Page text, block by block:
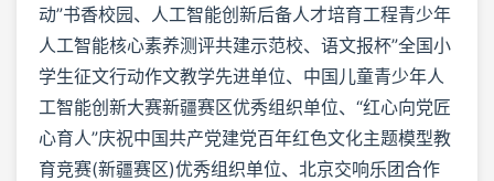
动”书香校园、人工智能创新后备人才培育工程青少年
人工智能核心素养测评共建示范校、语文报杯”全国小
学生征文行动作文教学先进单位、中国儿童青少年人
工智能创新大赛新疆赛区优秀组织单位、“红心向党匠
心育人”庆祝中国共产党建党百年红色文化主题模型教
育竞赛(新疆赛区)优秀组织单位、北京交响乐团合作